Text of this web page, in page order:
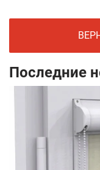
Последние